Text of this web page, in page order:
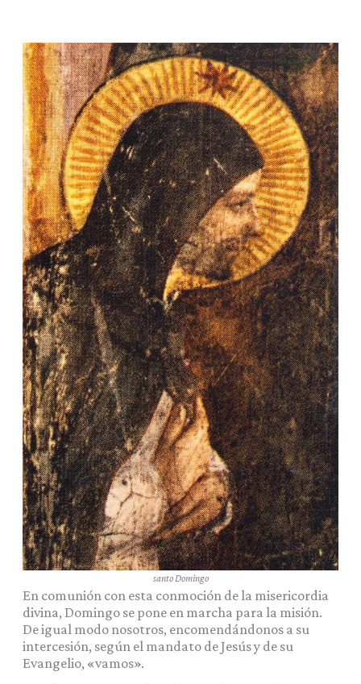
santo Domingo
En comunión con esta conmoción de la misericordia
divina, Domingo se pone en marcha para la misión.
De igual modo nosotros, encomendándonos a su
intercesión, según el mandato de Jesús y de su
Evangelio, «vamos».